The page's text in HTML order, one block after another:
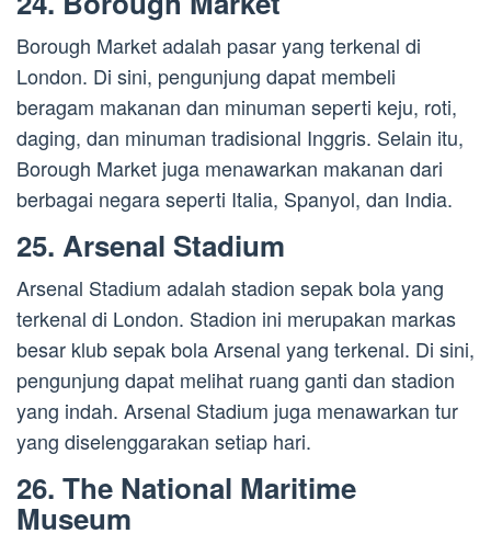
Borough Market adalah pasar yang terkenal di
London. Di sini, pengunjung dapat membeli
beragam makanan dan minuman seperti keju, roti,
daging, dan minuman tradisional Inggris. Selain itu,
Borough Market juga menawarkan makanan dari
berbagai negara seperti Italia, Spanyol, dan India.
25. Arsenal Stadium
Arsenal Stadium adalah stadion sepak bola yang
terkenal di London. Stadion ini merupakan markas
besar klub sepak bola Arsenal yang terkenal. Di sini,
pengunjung dapat melihat ruang ganti dan stadion
yang indah. Arsenal Stadium juga menawarkan tur
yang diselenggarakan setiap hari.
26. The National Maritime
Museum